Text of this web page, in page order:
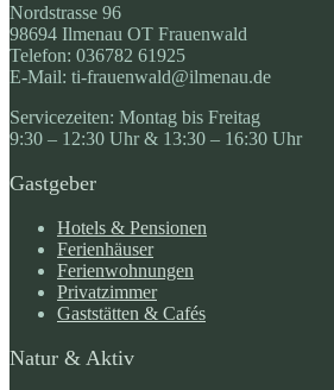
Nordstrasse 96
98694 Ilmenau OT Frauenwald
Telefon: 036782 61925
E-Mail: ti-frauenwald@ilmenau.de
Servicezeiten: Montag bis Freitag
9:30 – 12:30 Uhr & 13:30 – 16:30 Uhr
Gastgeber
Hotels & Pensionen
Ferienhäuser
Ferienwohnungen
Privatzimmer
Gaststätten & Cafés
Natur & Aktiv